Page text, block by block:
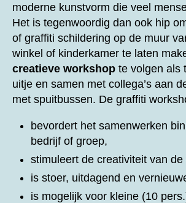
moderne kunstvorm die veel
Het is tegenwoordig dan ook hip
of graffiti schildering op de muur
winkel of kinderkamer te laten
creatieve workshop te volgen als
uitje en samen met collega’s aan
met spuitbussen. De graffiti
bevordert het samenwerken
bedrijf of groep,
stimuleert de creativiteit van de
is stoer, uitdagend en
is mogelijk voor kleine (10